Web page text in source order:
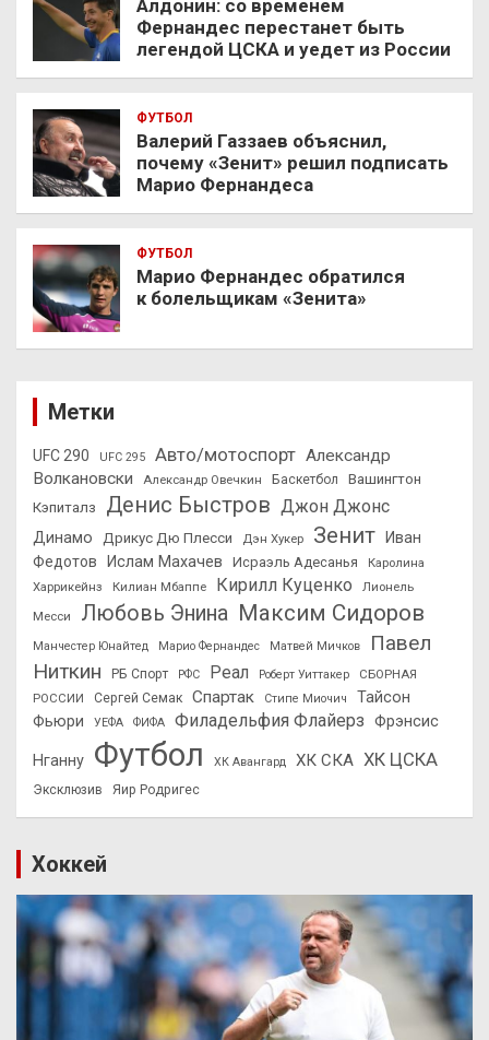
Алдонин: со временем
Фернандес перестанет быть
легендой ЦСКА и уедет из России
ФУТБОЛ
Валерий Газзаев объяснил,
почему «Зенит» решил подписать
Марио Фернандеса
ФУТБОЛ
Марио Фернандес обратился
к болельщикам «Зенита»
Метки
UFC 290 UFC 295 Авто/мотоспорт Александр
Волкановски
Александр Овечкин Баскетбол
Вашингтон
Кэпиталз
Денис Быстров Джон Джонс
Динамо Дрикус Дю Плесси Дэн Хукер Зенит
Иван
Федотов
Ислам Махачев Исраэль Адесанья
Каролина
Харрикейнз
Килиан Мбаппе Кирилл Куценко
Лионель
Месси
Любовь Энина Максим Сидоров
Манчестер Юнайтед Марио Фернандес Матвей Мичков
Павел
Ниткин
РБ Спорт РФС Реал Роберт Уиттакер
СБОРНАЯ
РОССИИ
Сергей Семак Спартак Стипе Миочич
Тайсон
Фьюри
УЕФА ФИФА Филадельфия Флайерз Фрэнсис
Нганну Футбол ХК Авангард ХК СКА ХК ЦСКА
Эксклюзив Яир Родригес
Хоккей